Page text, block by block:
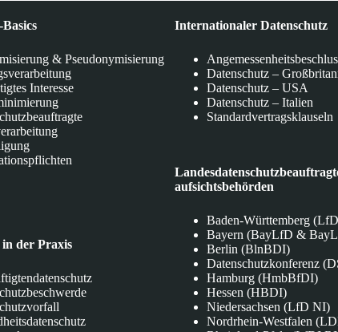
& Pseudonymisierung
Interesse
in der Praxis
Internationaler Datenschutz
Datenschutz –
Datenschutz – USA
Datenschutz – Italien
Standardvertragsklauseln
aufsichtsbehörden
Baden-Württemberg
Bayern (BayLfD &
Berlin (BlnBDI)
Datenschutzkonferenz
Hamburg (HmbBfDI)
Hessen (HBDI)
Niedersachsen (LfD NI)
Nordrhein-Westfalen